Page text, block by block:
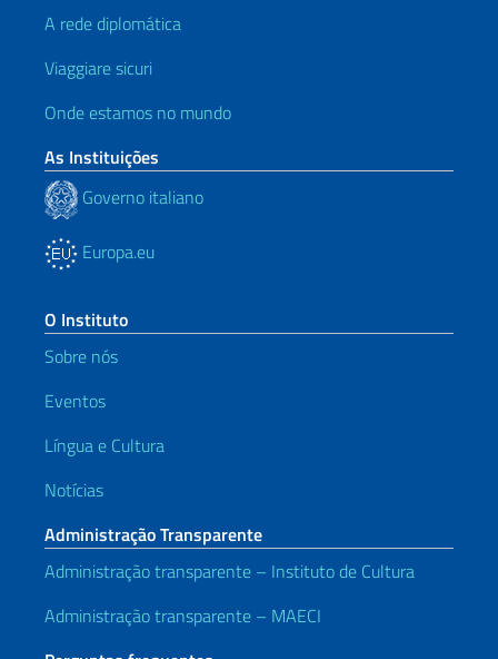
A rede diplomática
Viaggiare sicuri
Onde estamos no mundo
As Instituições
Governo italiano
Europa.eu
O Instituto
Sobre nós
Eventos
Língua e Cultura
Notícias
Administração Transparente
Administração transparente – Instituto de Cultura
Administração transparente – MAECI